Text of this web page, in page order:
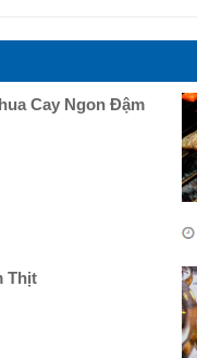
Cay Ngon Đậm
Thịt